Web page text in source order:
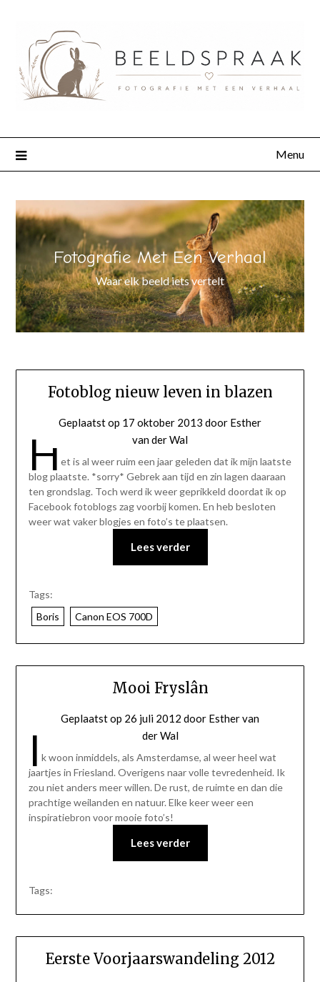
Menu
Fotografie Met Een Verhaal
Waar elk beeld iets vertelt
Fotoblog nieuw leven in blazen
Geplaatst op 17 oktober 2013 door Esther
van der Wal
H et is al weer ruim een jaar geleden dat ik mijn laatste
blog plaatste. *sorry* Gebrek aan tijd en zin lagen daaraan
ten grondslag. Toch werd ik weer geprikkeld doordat ik op
Facebook fotoblogs zag voorbij komen. En heb besloten
weer wat vaker blogjes en foto’s te plaatsen.
Lees verder
Tags:
Boris
Canon EOS 700D
Mooi Fryslân
Geplaatst op 26 juli 2012 door Esther van
der Wal
I k woon inmiddels, als Amsterdamse, al weer heel wat
jaartjes in Friesland. Overigens naar volle tevredenheid. Ik
zou niet anders meer willen. De rust, de ruimte en dan die
prachtige weilanden en natuur. Elke keer weer een
inspiratiebron voor mooie foto’s!
Lees verder
Tags:
Eerste Voorjaarswandeling 2012